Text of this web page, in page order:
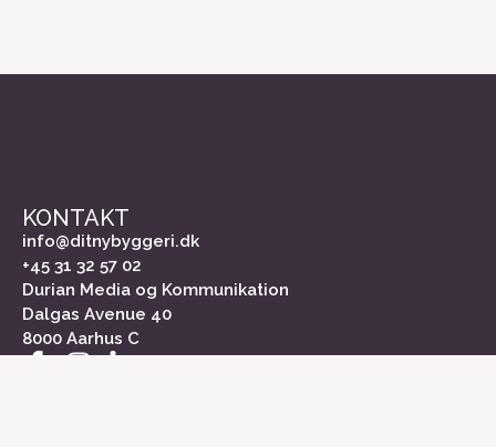
KONTAKT
info@ditnybyggeri.dk
+45 31 32 57 02
Durian Media og Kommunikation
Dalgas Avenue 40
8000 Aarhus C